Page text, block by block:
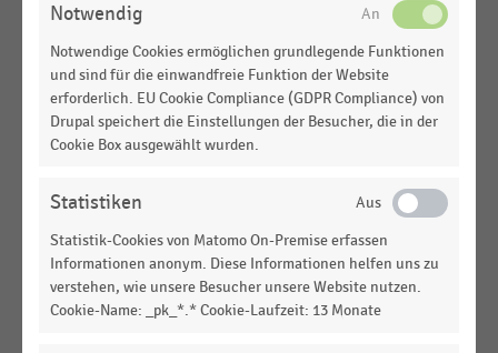
deutschsprachigen Handel (2008-2026)
DEUTSCHSPRACHIGER EINZELHANDEL|STATISTIK
Anzahl der Betriebe und Kassen im Handel in
Deutschland (1997-2026)
DEUTSCHSPRACHIGER EINZELHANDEL
weiteren Sinne (1997-2026)
DEUTSCHSPRACHIGER EINZELHANDEL|STATISTIK
Wichtigste Auswahlkriterien bei Kassenhardware
im deutschsprachigen Handel (2026)
Notwendig
Notwendige Cookies ermöglichen grundlegende Funktionen
und sind für die einwandfreie Funktion der Website
erforderlich. EU Cookie Compliance (GDPR Compliance) von
Drupal speichert die Einstellungen der Besucher, die in der
Cookie Box ausgewählt wurden.
Statistiken
Statistik-Cookies von Matomo On-Premise erfassen
Informationen anonym. Diese Informationen helfen uns zu
verstehen, wie unsere Besucher unsere Website nutzen.
Cookie-Name: _pk_*.* Cookie-Laufzeit: 13 Monate